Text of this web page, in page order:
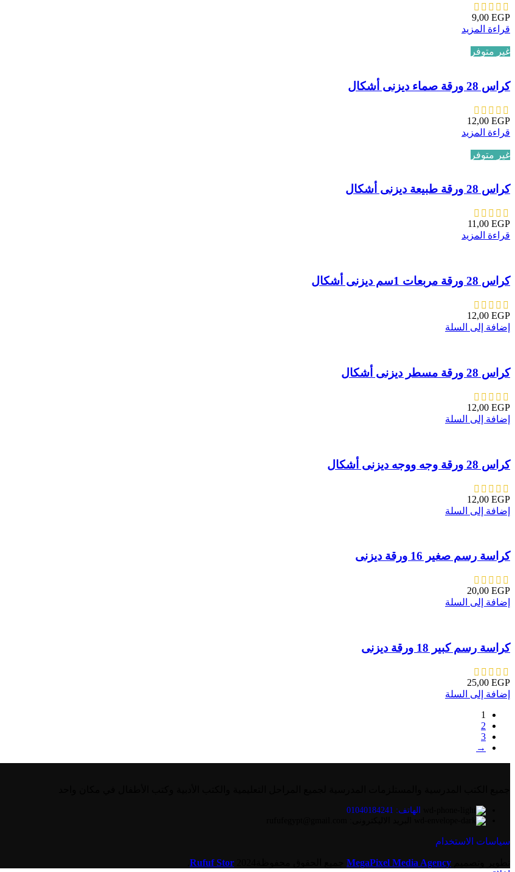
9,00 EGP
قراءة المزيد
غير متوفر
كراس 28 ورقة صماء ديزنى أشكال
12,00 EGP
قراءة المزيد
غير متوفر
كراس 28 ورقة طبيعة ديزنى أشكال
11,00 EGP
قراءة المزيد
كراس 28 ورقة مربعات 1سم ديزنى أشكال
12,00 EGP
إضافة إلى السلة
كراس 28 ورقة مسطر ديزنى أشكال
12,00 EGP
إضافة إلى السلة
كراس 28 ورقة وجه ووجه ديزنى أشكال
12,00 EGP
إضافة إلى السلة
كراسة رسم صغير 16 ورقة ديزنى
20,00 EGP
إضافة إلى السلة
كراسة رسم كبير 18 ورقة ديزنى
25,00 EGP
إضافة إلى السلة
1
2
3
→
الهاتف: 01040184241
سياسات الاستخدام
MegaPixel Media Agency
Rufuf Stor